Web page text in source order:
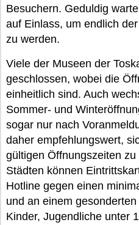
Besuchern. Geduldig
auf Einlass, um endlich
zu werden.
Viele der Museen der
geschlossen, wobei die
einheitlich sind. Auch
Sommer- und
sogar nur nach
daher empfehlungswert,
gültigen Öffnungszeiten
Städten können
Hotline gegen einen
und an einem
Kinder, Jugendliche unter